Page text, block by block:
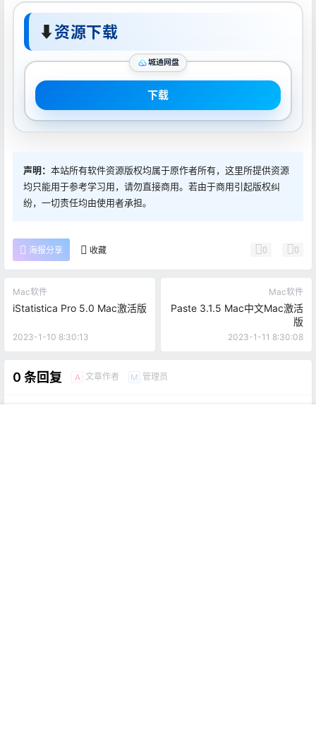
⬇资源下载
城通网盘
下载
声明： 本站所有软件资源版权均属于原作者所有，这里所提供资源
均只能用于参考学习用，请勿直接商用。若由于商用引起版权纠
纷，一切责任均由使用者承担。
海报分享 收藏 0 0
Mac软件
iStatistica Pro 5.0 Mac激活版
2023-1-10 8:30:13
Mac软件
Paste 3.1.5 Mac中文Mac激活
版
2023-1-11 8:30:08
0 条回复 A 文章作者 M 管理员